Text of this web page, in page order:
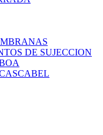
DE SUJECCION